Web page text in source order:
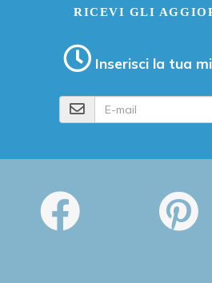
RICEVI GLI
Inserisci la tua